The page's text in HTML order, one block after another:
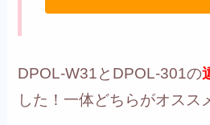
DPOL-W31とDPOL-301の
した！一体どちらがオスス